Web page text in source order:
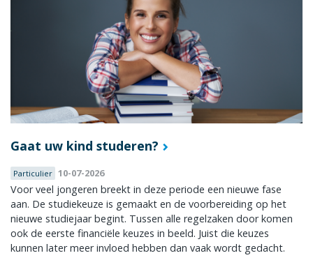
Gaat uw kind studeren?
Particulier 10-07-2026
Voor veel jongeren breekt in deze periode een nieuwe fase
aan. De studiekeuze is gemaakt en de voorbereiding op het
nieuwe studiejaar begint. Tussen alle regelzaken door komen
ook de eerste financiële keuzes in beeld. Juist die keuzes
kunnen later meer invloed hebben dan vaak wordt gedacht.